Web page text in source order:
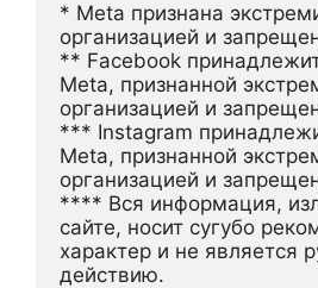
* Meta признана
организацией и
** Facebook
Meta, признанной
организацией и
*** Instagram
Meta, признанной
организацией и
**** Вся информация,
сайте, носит сугубо
характер и не является
действию.